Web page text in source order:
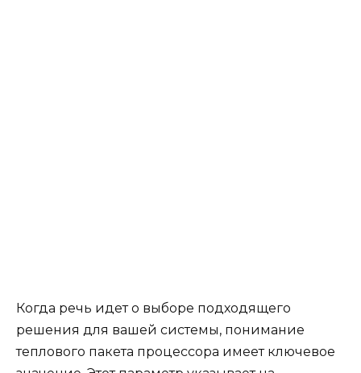
Когда речь идет о выборе подходящего
решения для вашей системы, понимание
теплового пакета процессора имеет ключевое